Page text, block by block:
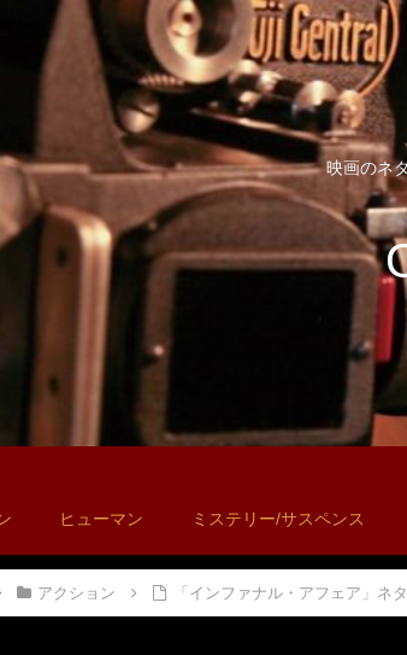
映画のネ
ヒューマン ミステリー/サスペンス
アクション 「インファナル・アフェア」ネ